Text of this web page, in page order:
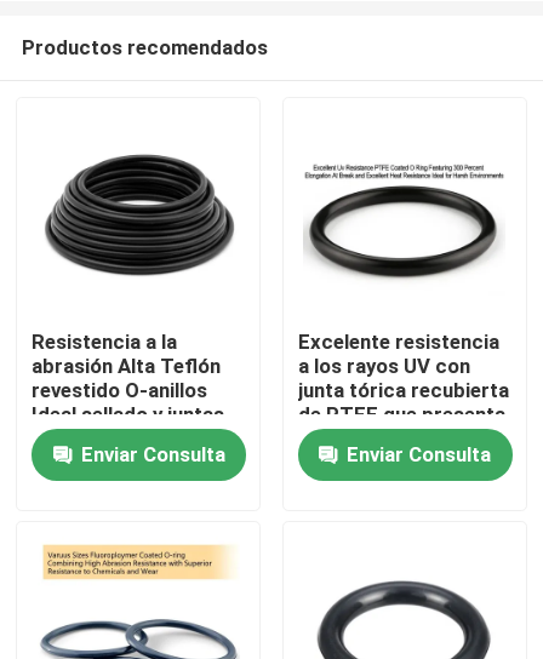
Productos
Videos
Productos recomendados
Resistencia a la
abrasión Alta Teflón
revestido O-anillos
Ideal sellado y juntas
de gas Varias
industrias Durable
resistente a los
Enviar Consulta
Excelente resistencia
a los rayos UV con
junta tórica recubierta
de PTFE que presenta
una elongación a la
rotura del 300 por
ciento y una excelente
Enviar Consulta